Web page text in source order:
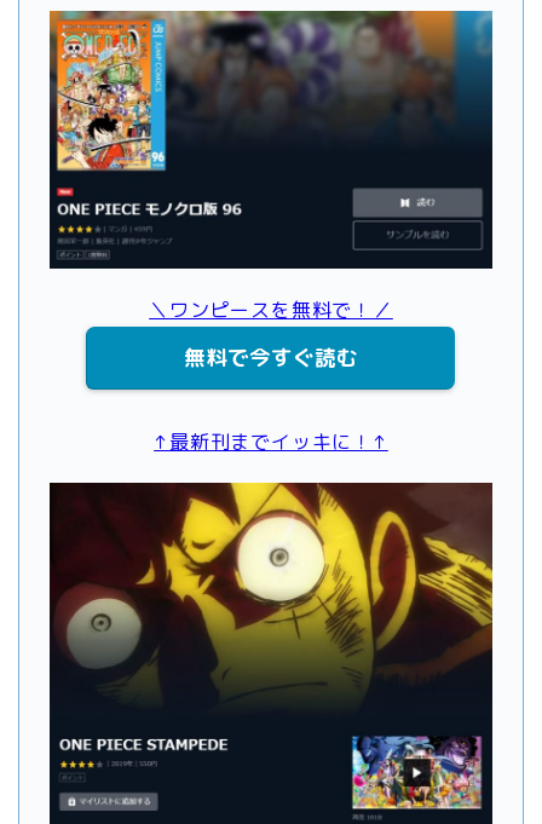
＼ワンピースを無料で！／
無料で今すぐ読む
↑最新刊までイッキに！↑